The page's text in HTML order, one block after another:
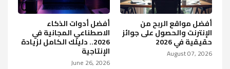
أفضل مواقع الربح من
الإنترنت والحصول على جوائز
حقيقية في 2026
August 07, 2026
أفضل أدوات الذكاء
الاصطناعي المجانية في
2026.. دليلك الكامل لزيادة
الإنتاجية
June 26, 2026